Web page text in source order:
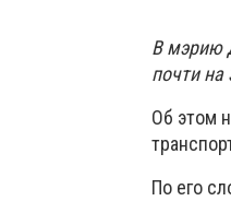
В мэрию
почти на
Об этом
По его